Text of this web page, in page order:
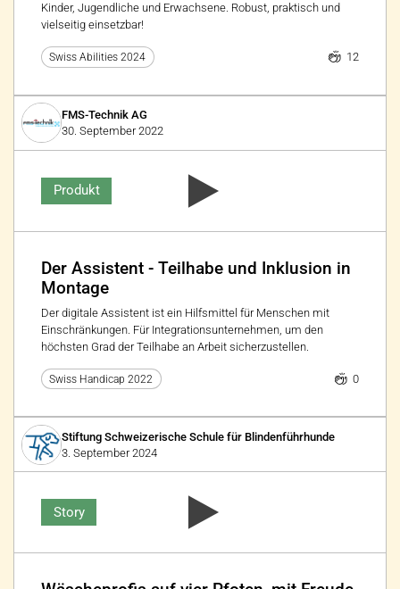
Kinder, Jugendliche und Erwachsene. Robust, praktisch und
vielseitig einsetzbar!
Swiss Abilities 2024 12
FMS-Technik AG
30. September 2022
Produkt
Der Assistent - Teilhabe und Inklusion in
Montage
Der digitale Assistent ist ein Hilfsmittel für Menschen mit
Einschränkungen. Für Integrationsunternehmen, um den
höchsten Grad der Teilhabe an Arbeit sicherzustellen.
Swiss Handicap 2022 0
Stiftung Schweizerische Schule für Blindenführhunde
3. September 2024
Story